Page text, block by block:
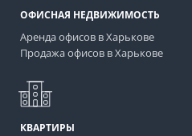
ОФИСНАЯ НЕДВИЖИМОСТЬ
Аренда офисов в Харькове
Продажа офисов в Харькове
КВАРТИРЫ